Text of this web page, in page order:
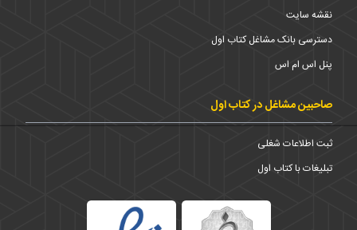
نقشه سایت
دسترسی بانک مشاغل کتاب اول
پنل اس ام اس
صاحبین مشاغل در کتاب اول
ثبت اطلاعات شغلی
تبلیغات با کتاب اول